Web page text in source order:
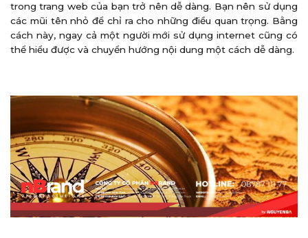
trong trang web của bạn trở nên dễ dàng. Bạn nên sử dụng
các mũi tên nhỏ để chỉ ra cho những điều quan trọng. Bằng
cách này, ngay cả một người mới sử dụng internet cũng có
thể hiểu được và chuyển hướng nội dung một cách dễ dàng.